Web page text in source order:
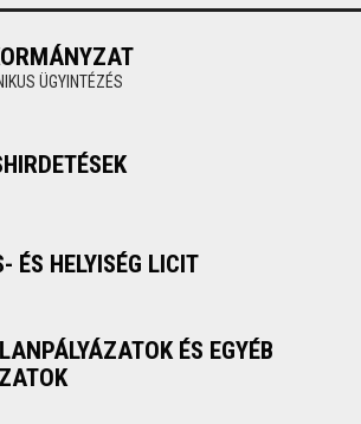
ÜGYINTÉZÉS
ÉS HELYISÉG LICIT
ÉS EGYÉB